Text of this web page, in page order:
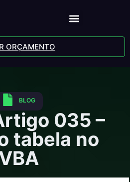
ORÇAMENTO
BLOG
035 –
tabela no